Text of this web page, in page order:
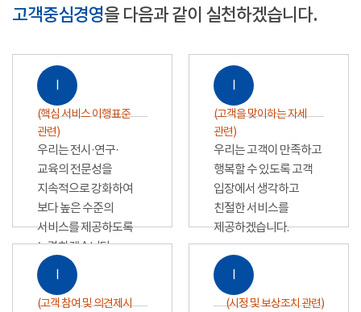
고객중심경영을 다음과 같이 실천하겠습니다.
Ⅰ
(핵심 서비스 이행표준
관련)
우리는 전시·연구·
교육의 전문성을
지속적으로 강화하여
보다 높은 수준의
서비스를 제공하도록
노력하겠습니다.
Ⅰ
(고객을 맞이하는 자세
관련)
우리는 고객이 만족하고
행복할 수 있도록 고객
입장에서 생각하고
친절한 서비스를
제공하겠습니다.
Ⅰ
(고객 참여 및 의견제시
Ⅰ
(시정 및 보상조치 관련)